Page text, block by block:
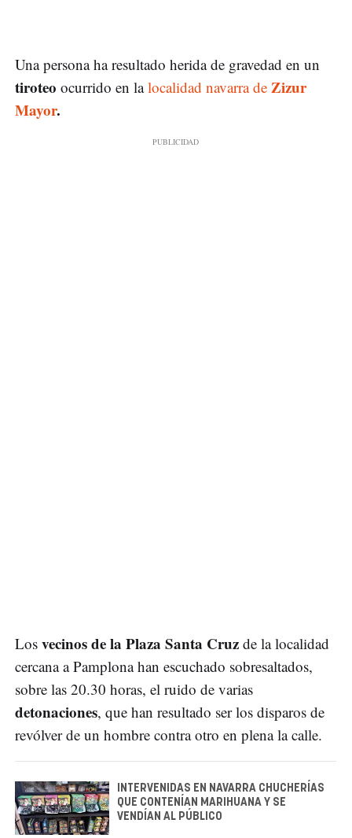
Una persona ha resultado herida de gravedad en un
tiroteo ocurrido en lalocalidad navarra de Zizur
Mayor.
Los vecinos de la Plaza Santa Cruz de la localidad
cercana a Pamplona han escuchado sobresaltados,
sobre las 20.30 horas, el ruido de varias
detonaciones, que han resultado ser los disparos de
revólver de un hombre contra otro en plena la calle.
INTERVENIDAS EN NAVARRA CHUCHERÍAS
QUE CONTENÍAN MARIHUANA Y SE
VENDÍAN AL PÚBLICO